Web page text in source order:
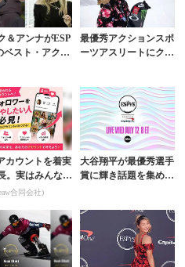
＆アンナがESP
ベスト・アクシ
最優秀アクションスポ
ーツアスリートにクロ
カウントを着実
。実はみんなコ
てます。
合同会社)
大谷翔平が最優秀選手
賞に輝き話題を集めた
ーボーダー